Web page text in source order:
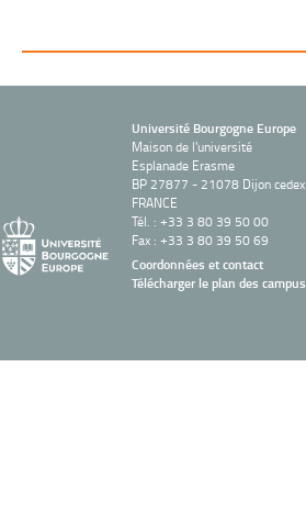
Université Bourgogne Europe
Maison de l'université
Esplanade Erasme
BP 27877 - 21078 Dijon cedex
FRANCE
Tél. : +33 3 80 39 50 00
Fax : +33 3 80 39 50 69
Coordonnées et contact
Télécharger le plan des campus